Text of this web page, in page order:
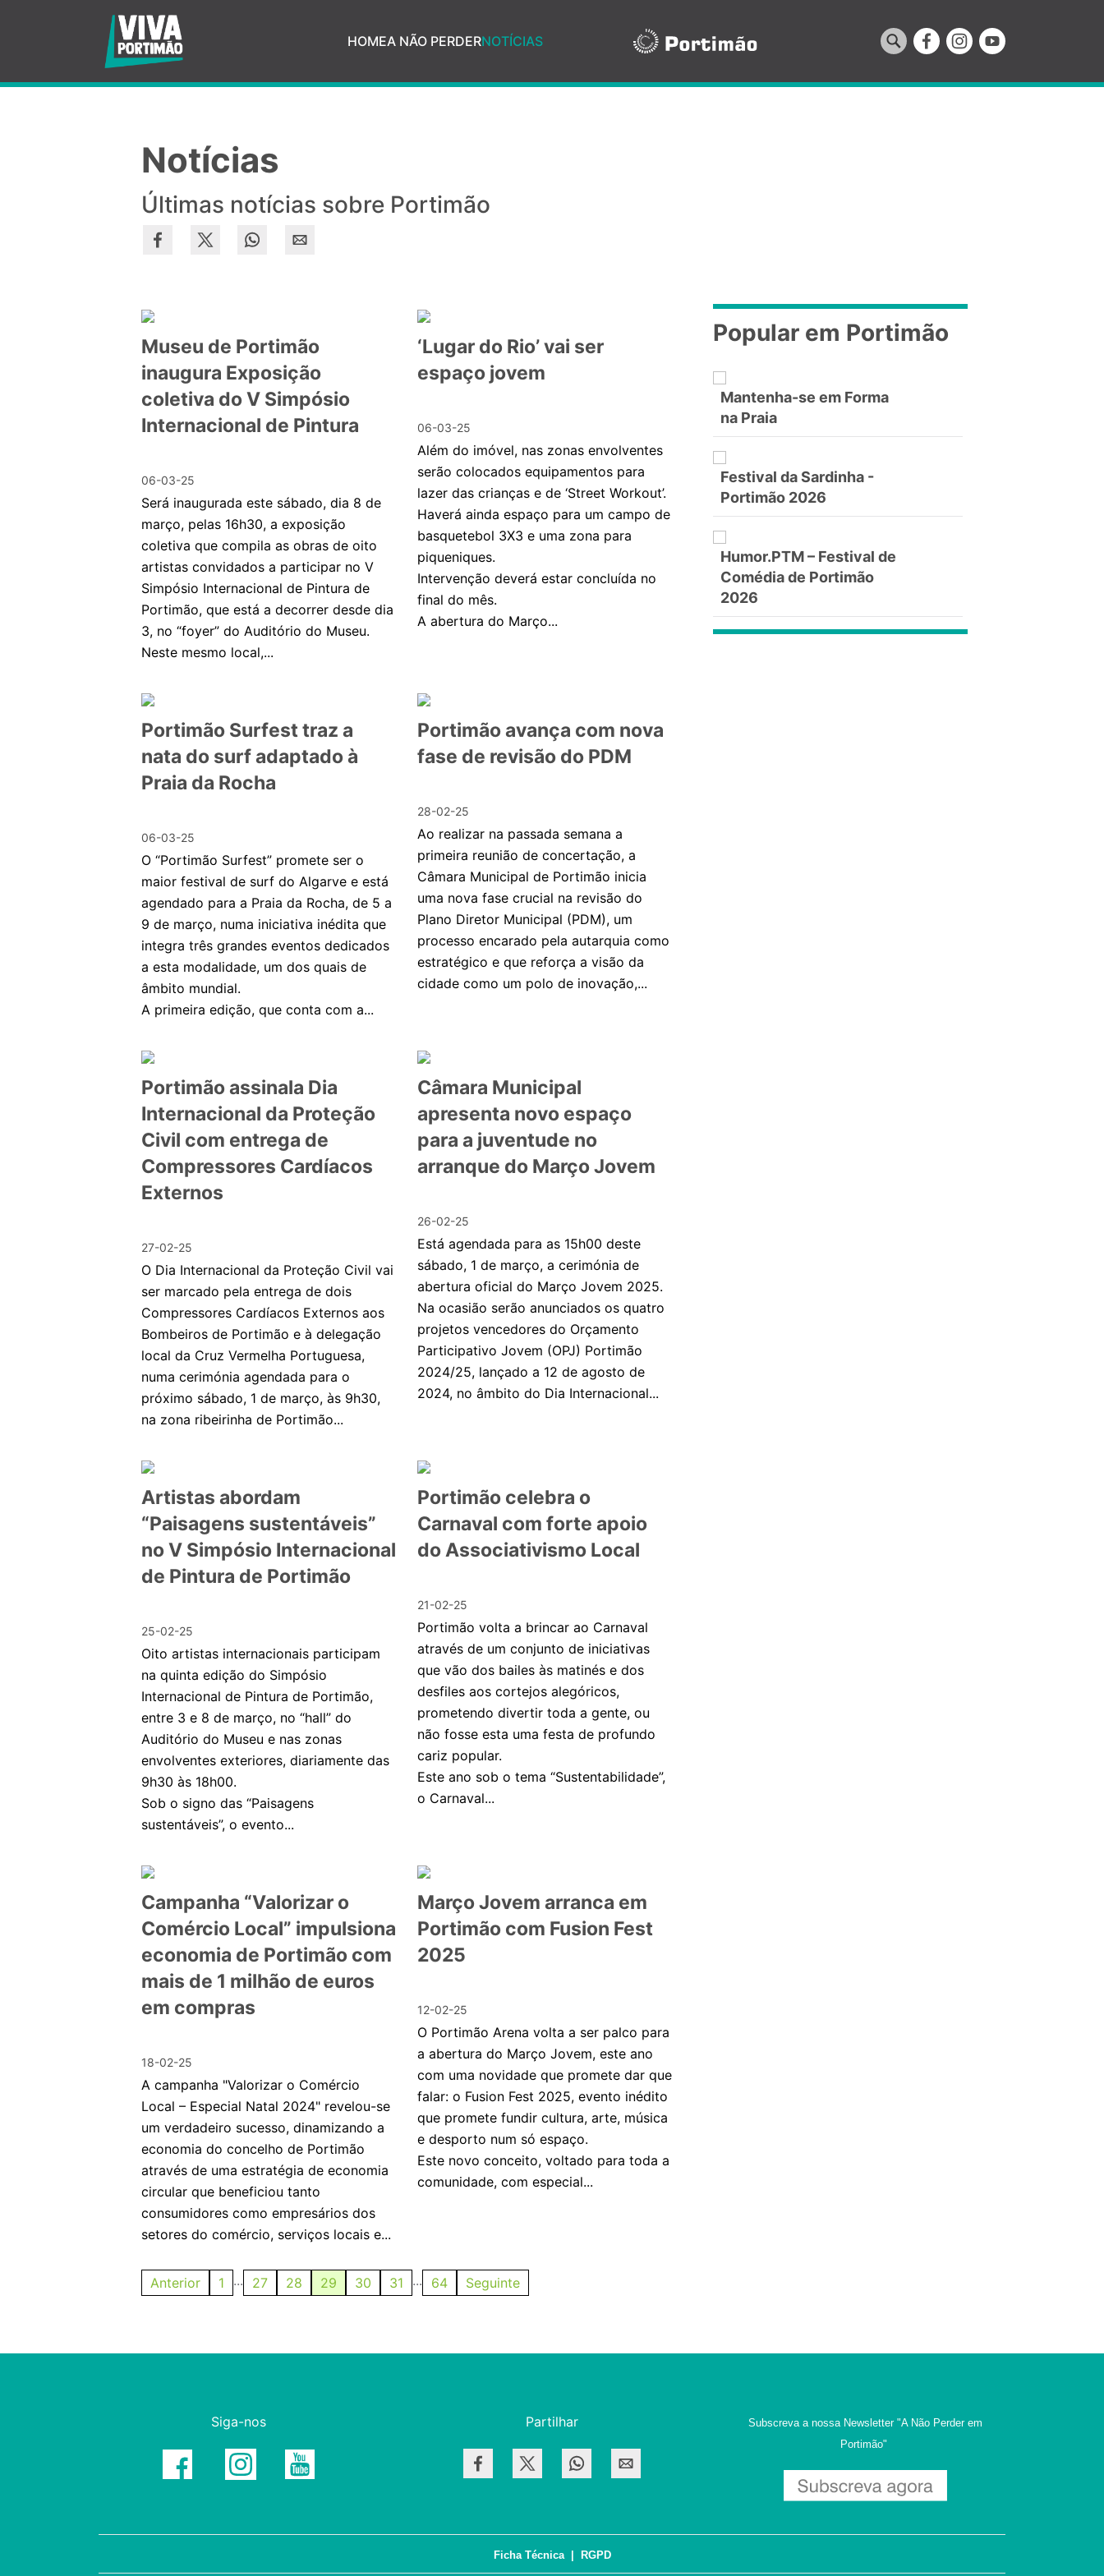
Saltar para o conteúdo principal HOMEA NÃO PERDERNOTÍCIAS
Notícias
Últimas notícias sobre Portimão
Museu de Portimão
inaugura Exposição
coletiva do V Simpósio
Internacional de Pintura
06-03-25
Será inaugurada este sábado, dia 8 de
março, pelas 16h30, a exposição
coletiva que compila as obras de oito
artistas convidados a participar no V
Simpósio Internacional de Pintura de
Portimão, que está a decorrer desde dia
3, no “foyer” do Auditório do Museu.
Neste mesmo local,...
‘Lugar do Rio’ vai ser
espaço jovem
06-03-25
Além do imóvel, nas zonas envolventes
serão colocados equipamentos para
lazer das crianças e de ‘Street Workout’.
Haverá ainda espaço para um campo de
basquetebol 3X3 e uma zona para
piqueniques.
Intervenção deverá estar concluída no
final do mês.
A abertura do Março...
Portimão Surfest traz a
nata do surf adaptado à
Praia da Rocha
06-03-25
O “Portimão Surfest” promete ser o
maior festival de surf do Algarve e está
agendado para a Praia da Rocha, de 5 a
9 de março, numa iniciativa inédita que
integra três grandes eventos dedicados
a esta modalidade, um dos quais de
âmbito mundial.
A primeira edição, que conta com a...
Portimão avança com nova
fase de revisão do PDM
28-02-25
Ao realizar na passada semana a
primeira reunião de concertação, a
Câmara Municipal de Portimão inicia
uma nova fase crucial na revisão do
Plano Diretor Municipal (PDM), um
processo encarado pela autarquia como
estratégico e que reforça a visão da
cidade como um polo de inovação,...
Portimão assinala Dia
Internacional da Proteção
Civil com entrega de
Compressores Cardíacos
Externos
27-02-25
O Dia Internacional da Proteção Civil vai
ser marcado pela entrega de dois
Compressores Cardíacos Externos aos
Bombeiros de Portimão e à delegação
local da Cruz Vermelha Portuguesa,
numa cerimónia agendada para o
próximo sábado, 1 de março, às 9h30,
na zona ribeirinha de Portimão...
Câmara Municipal
apresenta novo espaço
para a juventude no
arranque do Março Jovem
26-02-25
Está agendada para as 15h00 deste
sábado, 1 de março, a cerimónia de
abertura oficial do Março Jovem 2025.
Na ocasião serão anunciados os quatro
projetos vencedores do Orçamento
Participativo Jovem (OPJ) Portimão
2024/25, lançado a 12 de agosto de
2024, no âmbito do Dia Internacional...
Artistas abordam
“Paisagens sustentáveis”
no V Simpósio Internacional
de Pintura de Portimão
25-02-25
Oito artistas internacionais participam
na quinta edição do Simpósio
Internacional de Pintura de Portimão,
entre 3 e 8 de março, no “hall” do
Auditório do Museu e nas zonas
envolventes exteriores, diariamente das
9h30 às 18h00.
Sob o signo das “Paisagens
sustentáveis”, o evento...
Portimão celebra o
Carnaval com forte apoio
do Associativismo Local
21-02-25
Portimão volta a brincar ao Carnaval
através de um conjunto de iniciativas
que vão dos bailes às matinés e dos
desfiles aos cortejos alegóricos,
prometendo divertir toda a gente, ou
não fosse esta uma festa de profundo
cariz popular.
Este ano sob o tema “Sustentabilidade”,
o Carnaval...
Campanha “Valorizar o
Comércio Local” impulsiona
economia de Portimão com
mais de 1 milhão de euros
em compras
18-02-25
A campanha "Valorizar o Comércio
Local – Especial Natal 2024" revelou-se
um verdadeiro sucesso, dinamizando a
economia do concelho de Portimão
através de uma estratégia de economia
circular que beneficiou tanto
consumidores como empresários dos
setores do comércio, serviços locais e...
Março Jovem arranca em
Portimão com Fusion Fest
2025
12-02-25
O Portimão Arena volta a ser palco para
a abertura do Março Jovem, este ano
com uma novidade que promete dar que
falar: o Fusion Fest 2025, evento inédito
que promete fundir cultura, arte, música
e desporto num só espaço.
Este novo conceito, voltado para toda a
comunidade, com especial...
Popular em Portimão
Mantenha-se em Forma
na Praia
Festival da Sardinha -
Portimão 2026
Humor.PTM – Festival de
Comédia de Portimão
2026
Anterior 1 ... 27 28 29 30 31 ... 64 Seguinte
Siga-nos Partilhar Subscreva a nossa Newsletter "A Não Perder em
Portimão"
Ficha Técnica| RGPD